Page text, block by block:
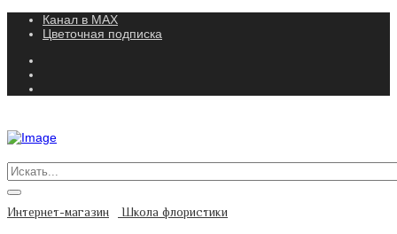
Канал в MAX
Цветочная подписка
Интернет-магазин Школа флористики